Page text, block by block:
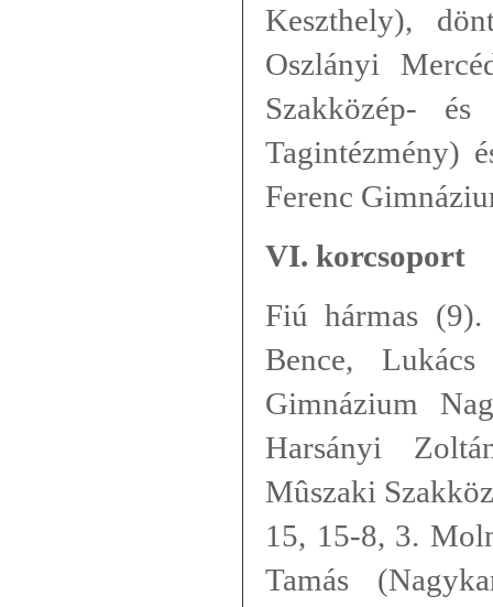
Keszthely),
Oszlányi
Szakközép-
Tagintézmény)
Ferenc
VI. korcsoport
Fiú hármas
Bence,
Gimnázium
Harsányi
Mûszaki
15, 15-8, 3.
Tamás (